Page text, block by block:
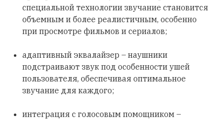
специальной технологии звучание становится
объемным и более реалистичным, особенно
при просмотре фильмов и сериалов;
адаптивный эквалайзер – наушники
подстраивают звук под особенности ушей
пользователя, обеспечивая оптимальное
звучание для каждого;
интеграция с голосовым помощником –